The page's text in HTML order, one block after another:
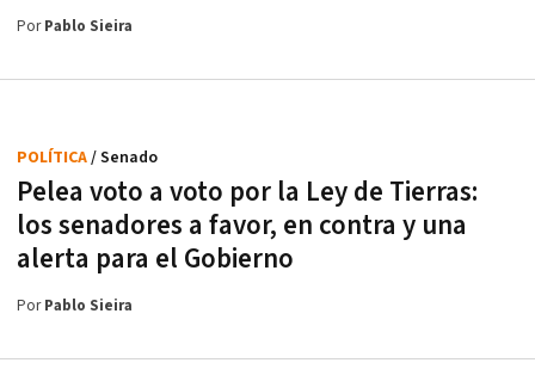
PorPablo Sieira
Pelea voto a voto por la Ley de Tierras:
los senadores a favor, en contra y una
alerta para el Gobierno
POLÍTICA/ Senado
PorPablo Sieira